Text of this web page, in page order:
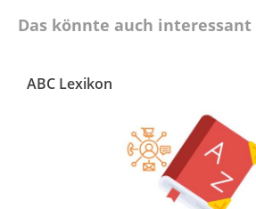
Das könnte auch interessant
ABC Lexikon